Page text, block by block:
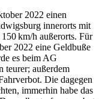
2022 einen
innerorts mit
km/h außerorts. Für
2022 eine Geldbuße
es beim AG
teurer; außerdem
Die dagegen
immerhin habe das